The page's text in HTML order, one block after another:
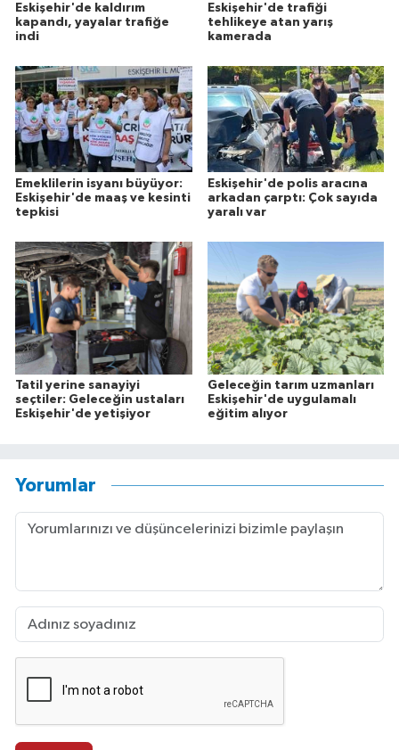
Eskişehir'de kaldırım
kapandı, yayalar trafiğe
indi
Eskişehir'de trafiği
tehlikeye atan yarış
kamerada
Emeklilerin isyanı büyüyor:
Eskişehir'de maaş ve kesinti
tepkisi
Eskişehir'de polis aracına
arkadan çarptı: Çok sayıda
yaralı var
Tatil yerine sanayiyi
seçtiler: Geleceğin ustaları
Eskişehir'de yetişiyor
Geleceğin tarım uzmanları
Eskişehir'de uygulamalı
eğitim alıyor
Yorumlar